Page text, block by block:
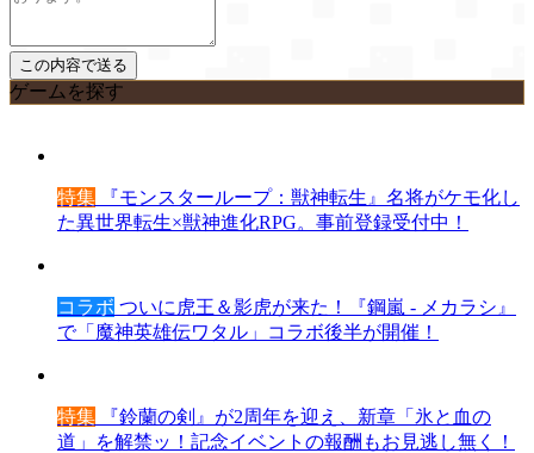
ゲームを探す
特集 『モンスターループ：獣神転生』名将がケモ化し
た異世界転生×獣神進化RPG。事前登録受付中！
コラボ ついに虎王＆影虎が来た！『鋼嵐 - メカラシ』
で「魔神英雄伝ワタル」コラボ後半が開催！
特集 『鈴蘭の剣』が2周年を迎え、新章「氷と血の
道」を解禁ッ！記念イベントの報酬もお見逃し無く！